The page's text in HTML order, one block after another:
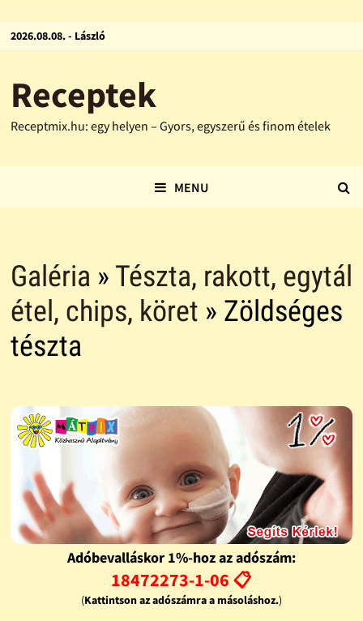
2026.08.08. - László
Receptek
Receptmix.hu: egy helyen – Gyors, egyszerű és finom ételek
MENU
Galéria » Tészta, rakott, egytál
étel, chips, köret » Zöldséges
tészta
Adóbevalláskor 1%-hoz az adószám:
18472273-1-06 📋
(Kattintson az adószámra a másoláshoz.)